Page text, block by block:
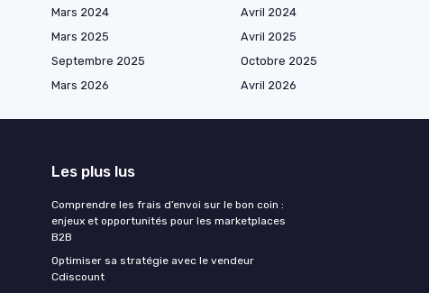
Mars 2024
Avril 2024
Mars 2025
Avril 2025
Septembre 2025
Octobre 2025
Mars 2026
Avril 2026
Les plus lus
Comprendre les frais d’envoi sur le bon coin :
enjeux et opportunités pour les marketplaces
B2B
Optimiser sa stratégie avec le vendeur
Cdiscount